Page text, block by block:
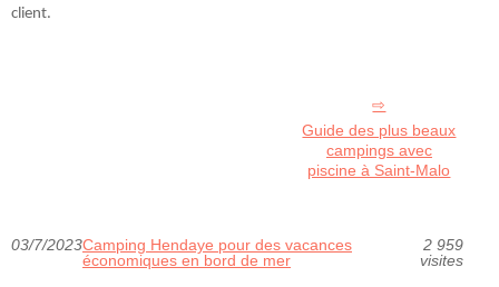
client.
Guide des plus beaux
campings avec
piscine à Saint-Malo
03/7/2023Camping Hendaye pour des vacances
économiques en bord de mer
2 959
visites